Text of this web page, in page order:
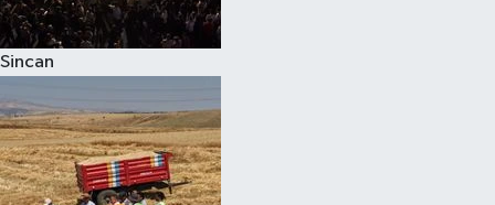
Sincan